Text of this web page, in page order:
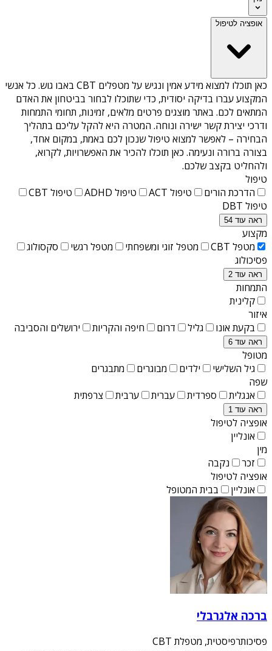
אופציה לטיפול
כאן תוכלו למצוא מידע אמין ונגיש על מטפלים CBT באבו גוש
. כל אנשי
המקצוע עברו בדיקה יסודית, כדי שתוכלו לבחור בביטחון את האדם
המתאים לכם. באתר מוצגים פרטים מלאים, זמינות, תחומי התמחות
ודרכי יצירת קשר ישירה ונוחה. המטרה היא להקל עליכם בתהליך
הבחירה – לאפשר למצוא טיפול שנכון לכם באמת, במקום אחד,
בצורה ברורה ונעימה. כאן תוכלו להכיר את האפשרויות, לקרוא,
ולהחליט בקצב שלכם.
טיפול
הדרכת הורים
טיפול ACT טיפול ADHD
טיפול CBT
טיפול DBT
ראה עוד 54
מקצוע
מטפל CBT
מטפל זוגי ומשפחתי מטפל רגשי
סקסולוג
פסיכולוג
ראה עוד 2
התמחות
קלינית
איזור
בקעת אונו
גליל דרום חיפה והקריות ירושלים והסביבה
ראה עוד 6
מטופל
גיל השלישי
ילדים מבוגרים
מתבגרים
שפה
אנגלית
ספרדית עברית ערבית צרפתית
ראה עוד 1
אופציה לטיפול
אונליין
מין
זכר
נקבה
אופציה לטיפול
אונליין
בבית המטופל
ברכה אלגרבלי
פסיכותרפיסטית, מטפלת CBT